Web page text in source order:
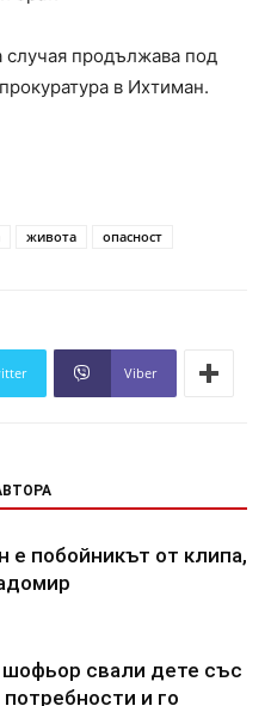
продължава под
в Ихтиман.
живота опасност
Viber
е побойникът от клипа,
свали дете със
и го